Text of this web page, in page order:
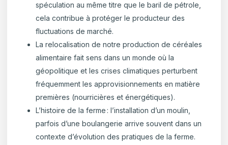
spéculation au même titre que le baril de pétrole,
cela contribue à protéger le producteur des
fluctuations de marché.
La relocalisation de notre production de céréales
alimentaire fait sens dans un monde où la
géopolitique et les crises climatiques perturbent
fréquemment les approvisionnements en matière
premières (nourricières et énergétiques).
L’histoire de la ferme : l’installation d’un moulin,
parfois d’une boulangerie arrive souvent dans un
contexte d’évolution des pratiques de la ferme.